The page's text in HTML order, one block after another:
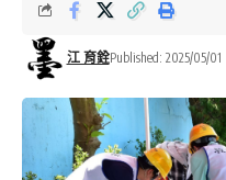
江 育銓Published: 2025/05/01